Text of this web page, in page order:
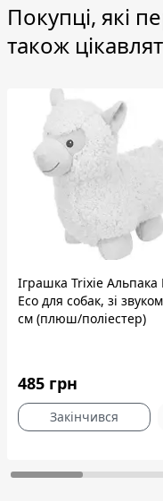
Покупці, які
також
Іграшка Trixie Альпака
Eco для собак, зі
см (плюш/поліестер)
485 грн
Закінчився